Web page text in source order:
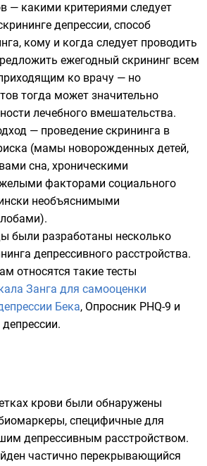
— какими критериями следует
депрессии, способ
кому и когда следует проводить
ежегодный скрининг всем
ко врачу — но
тогда может значительно
лечебного вмешательства.
— проведение скрининга в
(мамы новорожденных детей,
сна, хроническими
факторами социального
необъяснимыми
были разработаны несколько
депрессивного расстройства.
относятся такие тесты
Занга для самооценки
Бека, Опросник PHQ-9 и
.
крови были обнаружены
специфичные для
депрессивным расстройством.
частично перекрывающийся